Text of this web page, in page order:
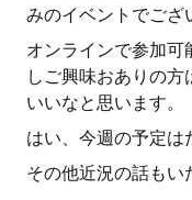
みのイベントでござ
オンラインで参加可
しご興味おありの
いいなと思います。
はい、今週の予定は
その他近況の話もい